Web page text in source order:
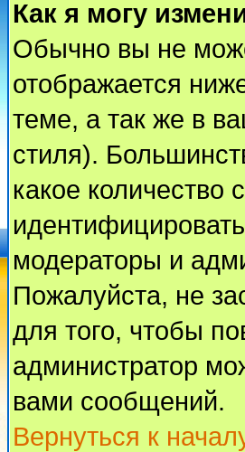
Как я могу
Обычно вы не
отображается
теме, а так же в
стиля).
какое
модераторы и
Пожалуйста, не
для того, чтобы
администратор
вами сообщений.
Вернуться к